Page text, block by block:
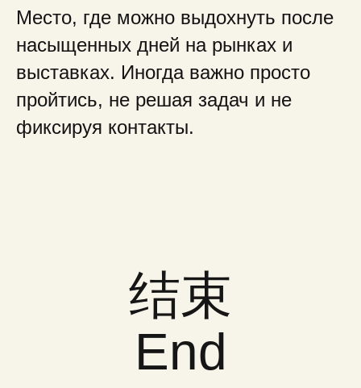
Место, где можно выдохнуть после
насыщенных дней на рынках и
выставках. Иногда важно просто
пройтись, не решая задач и не
фиксируя контакты.
结束
End